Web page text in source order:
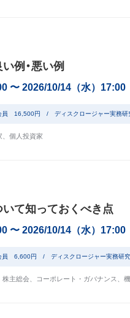
例・悪い例
〜 2026/10/14（水）17:00
員 16,500円 / ディスクロージャー実務
個人投資家
て知っておくべき点
〜 2026/10/14（水）17:00
員 6,600円 / ディスクロージャー実務研
株主総会 コーポレート・ガバナンス